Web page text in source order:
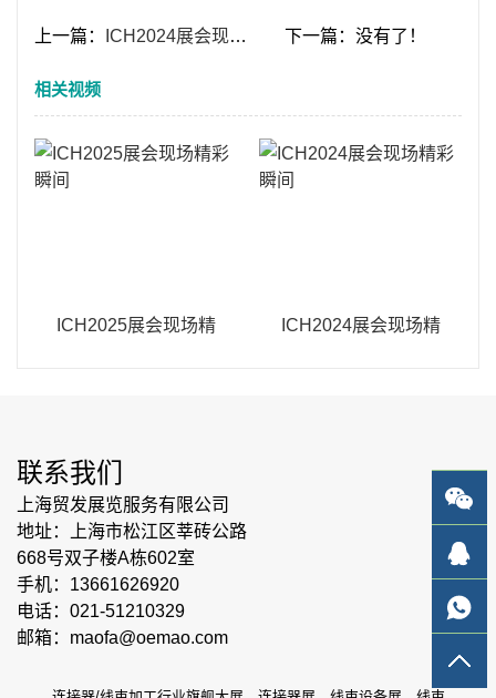
上一篇： ICH2024展会现场精彩瞬间 下一篇：没有了！
相关视频
ICH2025展会现场精
ICH2024展会现场精
联系我们
上海贸发展览服务有限公司
地址：上海市松江区莘砖公路
668号双子楼A栋602室
手机：13661626920
电话：021-51210329
邮箱：maofa@oemao.com